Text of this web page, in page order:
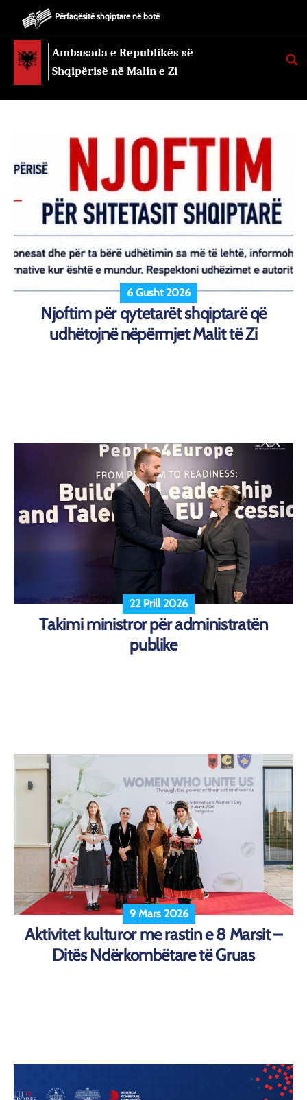
Përfaqësitë shqiptare në botë
Ambasada e Republikës së
Shqipërisë në Malin e Zi
K
E
6 Gusht 2026
Njoftim për qytetarët shqiptarë që
udhëtojnë nëpërmjet Malit të Zi
22 Prill 2026
Takimi ministror për administratën
publike
9 Mars 2026
Aktivitet kulturor me rastin e 8 Marsit –
Ditës Ndërkombëtare të Gruas